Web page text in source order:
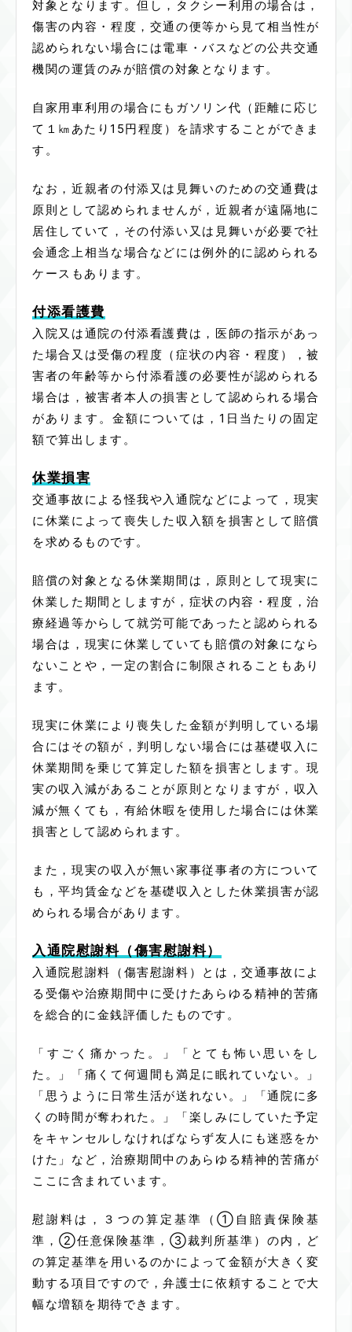
対象となります。但し，タクシー利用の場合は，
傷害の内容・程度，交通の便等から見て相当性が
認められない場合には電車・バスなどの公共交通
機関の運賃のみが賠償の対象となります。
自家用車利用の場合にもガソリン代（距離に応じ
て１㎞あたり15円程度）を請求することができま
す。
なお，近親者の付添又は見舞いのための交通費は
原則として認められませんが，近親者が遠隔地に
居住していて，その付添い又は見舞いが必要で社
会通念上相当な場合などには例外的に認められる
ケースもあります。
付添看護費
入院又は通院の付添看護費は，医師の指示があっ
た場合又は受傷の程度（症状の内容・程度），被
害者の年齢等から付添看護の必要性が認められる
場合は，被害者本人の損害として認められる場合
があります。金額については，1日当たりの固定
額で算出します。
休業損害
交通事故による怪我や入通院などによって，現実
に休業によって喪失した収入額を損害として賠償
を求めるものです。
賠償の対象となる休業期間は，原則として現実に
休業した期間としますが，症状の内容・程度，治
療経過等からして就労可能であったと認められる
場合は，現実に休業していても賠償の対象になら
ないことや，一定の割合に制限されることもあり
ます。
現実に休業により喪失した金額が判明している場
合にはその額が，判明しない場合には基礎収入に
休業期間を乗じて算定した額を損害とします。現
実の収入減があることが原則となりますが，収入
減が無くても，有給休暇を使用した場合には休業
損害として認められます。
また，現実の収入が無い家事従事者の方について
も，平均賃金などを基礎収入とした休業損害が認
められる場合があります。
入通院慰謝料（傷害慰謝料）
入通院慰謝料（傷害慰謝料）とは，交通事故によ
る受傷や治療期間中に受けたあらゆる精神的苦痛
を総合的に金銭評価したものです。
「すごく痛かった。」「とても怖い思いをし
た。」「痛くて何週間も満足に眠れていない。」
「思うように日常生活が送れない。」「通院に多
くの時間が奪われた。」「楽しみにしていた予定
をキャンセルしなければならず友人にも迷惑をか
けた」など，治療期間中のあらゆる精神的苦痛が
ここに含まれています。
慰謝料は，３つの算定基準（①自賠責保険基
準，②任意保険基準，③裁判所基準）の内，ど
の算定基準を用いるのかによって金額が大きく変
動する項目ですので，弁護士に依頼することで大
幅な増額を期待できます。